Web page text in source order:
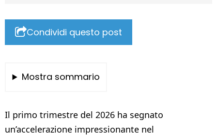
Condividi questo post
Mostra sommario
Il primo trimestre del 2026 ha segnato
un’accelerazione impressionante nel